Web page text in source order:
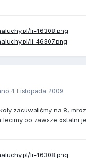
4 Listopada 2009
zasuwaliśmy na 8,
lecimy bo zawsze ostatni